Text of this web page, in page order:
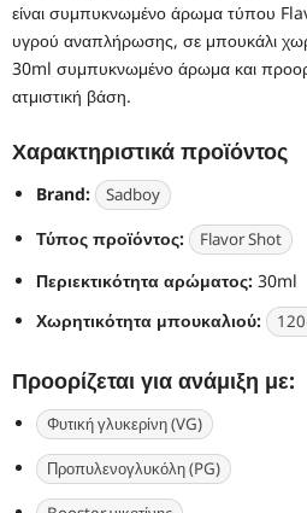
είναι συμπυκνωμένο άρωμα τύπου
υγρού αναπλήρωσης, σε μπουκάλι
30ml συμπυκνωμένο άρωμα και
ατμιστική βάση.
Χαρακτηριστικά προϊόντος
Brand: Sadboy
Τύπος προϊόντος: Flavor Shot
Περιεκτικότητα αρώματος: 30ml
Χωρητικότητα μπουκαλιού:
Προορίζεται για ανάμιξη με:
Φυτική γλυκερίνη (VG)
Προπυλενογλυκόλη (PG)